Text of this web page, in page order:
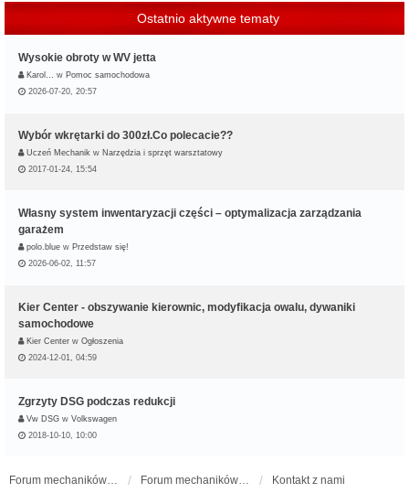
Ostatnio aktywne tematy
Wysokie obroty w WV jetta
Karol… w Pomoc samochodowa
2026-07-20, 20:57
Wybór wkrętarki do 300zł.Co polecacie??
Uczeń Mechanik w Narzędzia i sprzęt warsztatowy
2017-01-24, 15:54
Własny system inwentaryzacji części – optymalizacja zarządzania
garażem
polo.blue w Przedstaw się!
2026-06-02, 11:57
Kier Center - obszywanie kierownic, modyfikacja owalu, dywaniki
samochodowe
Kier Center w Ogłoszenia
2024-12-01, 04:59
Zgrzyty DSG podczas redukcji
Vw DSG w Volkswagen
2018-10-10, 10:00
Forum mechaników samochodowych - forum-mechaniczne.pl Forum mechaników samochodowych Kontakt z nami